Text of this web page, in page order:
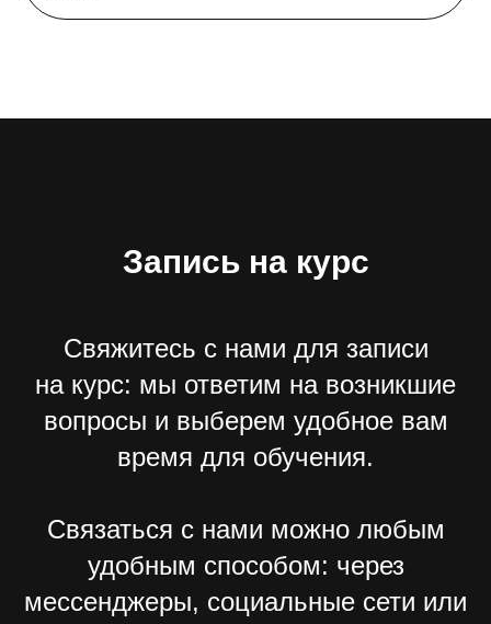
Запись на курс
Свяжитесь с нами для записи
на курс: мы ответим на возникшие
вопросы и выберем удобное вам
время для обучения.
Связаться с нами можно любым
удобным способом: через
мессенджеры, социальные сети или